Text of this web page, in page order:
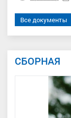
Все документы
СБОРНАЯ